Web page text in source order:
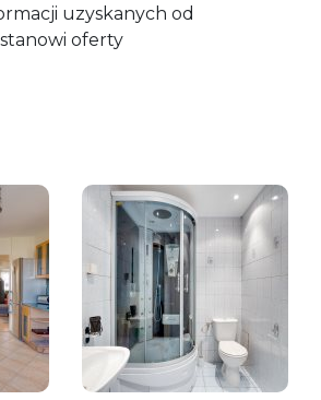
uzyskanych od
oferty